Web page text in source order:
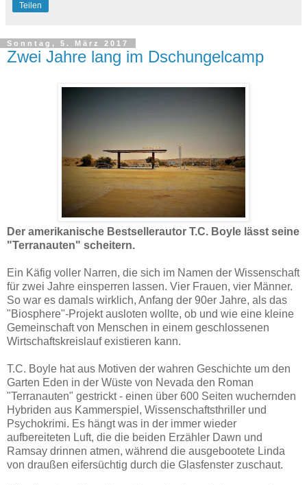
Teilen
Sonntag, 5. März 2017
Zwei Jahre lang im Dschun­gel­camp
Der amerikanische Bestsellerautor T.C. Boyle lässt seine
"Terranauten" scheitern.
Ein Käfig voller Narren, die sich im Namen der Wissenschaft
für zwei Jahre einsperren lassen. Vier Frauen, vier Männer.
So war es damals wirklich, Anfang der 90er Jahre, als das
"Biosphere"-Projekt ausloten wollte, ob und wie eine kleine
Gemeinschaft von Menschen in einem geschlossenen
Wirtschaftskreislauf existieren kann.
T.C. Boyle hat aus Motiven der wahren Geschichte um den
Garten Eden in der Wüste von Nevada den Roman
"Terranauten" gestrickt - einen über 600 Seiten wuchernden
Hybriden aus Kammerspiel, Wissenschaftsthriller und
Psychokrimi. Es hängt was in der immer wieder
aufbereiteten Luft, die die beiden Erzähler Dawn und
Ramsay drinnen atmen, während die ausgebootete Linda
von draußen eifersüchtig durch die Glasfenster zuschaut.